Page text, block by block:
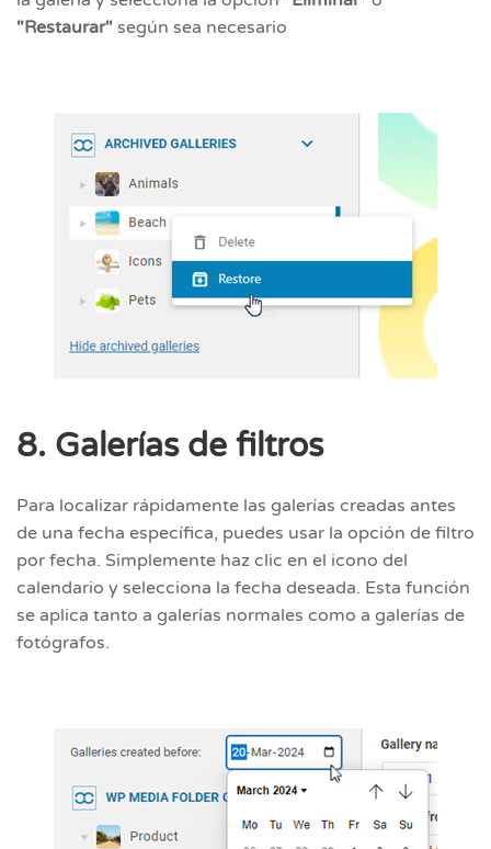
"Restaurar" según sea necesario
8. Galerías de filtros
Para localizar rápidamente las galerías creadas antes
de una fecha específica, puedes usar la opción de filtro
por fecha. Simplemente haz clic en el icono del
calendario y selecciona la fecha deseada. Esta función
se aplica tanto a galerías normales como a galerías de
fotógrafos.